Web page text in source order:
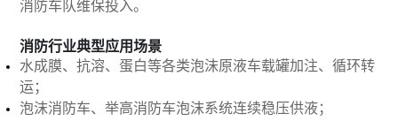
消防车队维保投入。
消防行业典型应用场景
水成膜、抗溶、蛋白等各类泡沫原液车载罐加注、循环转
运；
泡沫消防车、举高消防车泡沫系统连续稳压供液；